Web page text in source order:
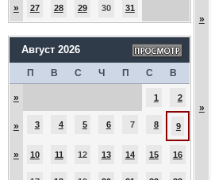
» 27 28 29 30 31
Август 2026
П В С Ч П С В
» 1 2
» 3 4 5 6 7 8 9
» 10 11 12 13 14 15 16
»
»